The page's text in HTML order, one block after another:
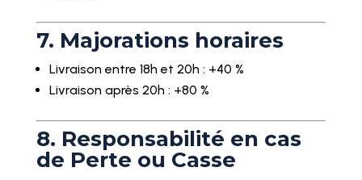
7. Majorations horaires
Livraison entre 18h et 20h : +40 %
Livraison après 20h : +80 %
8. Responsabilité en cas
de Perte ou Casse